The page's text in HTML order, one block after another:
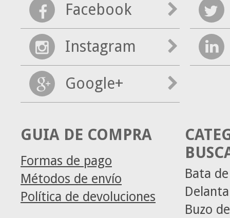
Facebook
Instagram
Google+
GUIA DE COMPRA
Formas de pago
Métodos de envío
Política de devoluciones
Bata
Buzo